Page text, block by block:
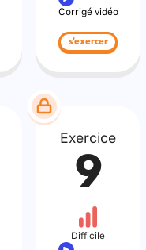
Corrigé vidéo
s'exercer
Exercice
9
Difficile